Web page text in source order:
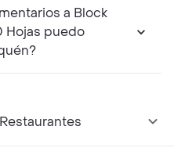
a Block
Hojas puedo